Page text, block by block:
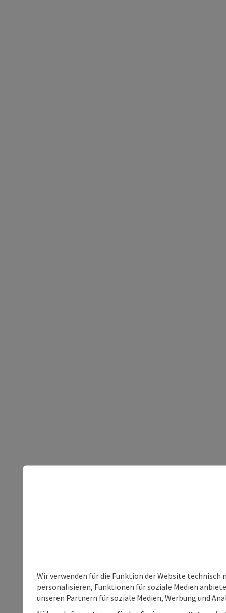
Wir verwenden für die Funktion der Website
personalisieren, Funktionen für soziale Medien
unseren Partnern für soziale Medien, Werbung und